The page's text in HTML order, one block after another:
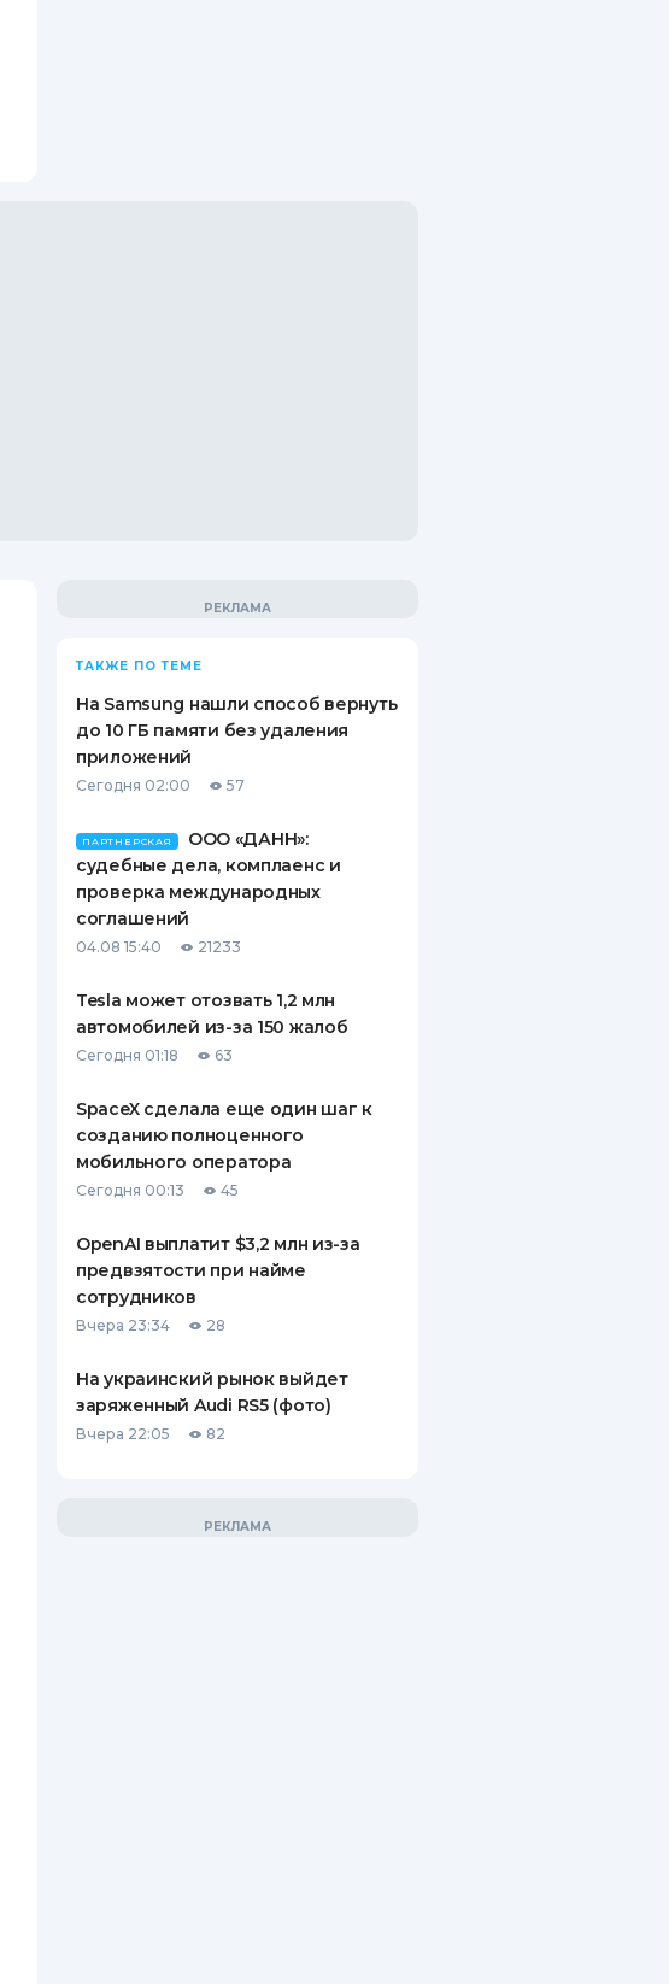
ТАКЖЕ ПО ТЕМЕ
На Samsung нашли способ вернуть
до 10 ГБ памяти без удаления
приложений
Сегодня 02:00 57
ПАРТНЕРСКАЯ
ООО «ДАНН»:
судебные дела, комплаенс и
проверка международных
соглашений
04.08 15:40 21233
Tesla может отозвать 1,2 млн
автомобилей из-за 150 жалоб
Сегодня 01:18 63
SpaceX сделала еще один шаг к
созданию полноценного
мобильного оператора
Сегодня 00:13 45
OpenAI выплатит $3,2 млн из-за
предвзятости при найме
сотрудников
Вчера 23:34 28
На украинский рынок выйдет
заряженный Audi RS5 (фото)
Вчера 22:05 82